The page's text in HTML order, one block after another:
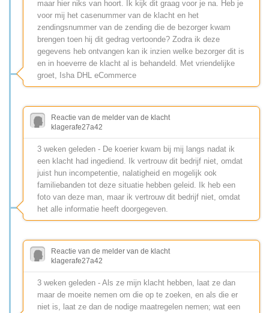
maar hier niks van hoort. Ik kijk dit graag voor je na. Heb je
voor mij het casenummer van de klacht en het
zendingsnummer van de zending die de bezorger kwam
brengen toen hij dit gedrag vertoonde? Zodra ik deze
gegevens heb ontvangen kan ik inzien welke bezorger dit is
en in hoeverre de klacht al is behandeld. Met vriendelijke
groet, Isha DHL eCommerce
Reactie van de melder van de klacht
klagerafe27a42
3 weken geleden - De koerier kwam bij mij langs nadat ik
een klacht had ingediend. Ik vertrouw dit bedrijf niet, omdat
juist hun incompetentie, nalatigheid en mogelijk ook
familiebanden tot deze situatie hebben geleid. Ik heb een
foto van deze man, maar ik vertrouw dit bedrijf niet, omdat
het alle informatie heeft doorgegeven.
Reactie van de melder van de klacht
klagerafe27a42
3 weken geleden - Als ze mijn klacht hebben, laat ze dan
maar de moeite nemen om die op te zoeken, en als die er
niet is, laat ze dan de nodige maatregelen nemen; wat een